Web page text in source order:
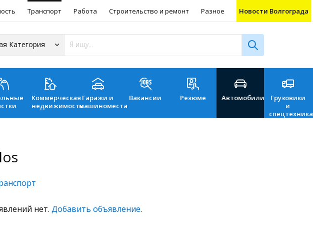
Транспорт Работа Строительство и ремонт Разное Новости Волгограда
Коммерческая
недвижимость
Гаражи и
машиноместа
Вакансии Резюме Автомобили
Грузовики
и
спецтехника
нет. Добавить объявление.